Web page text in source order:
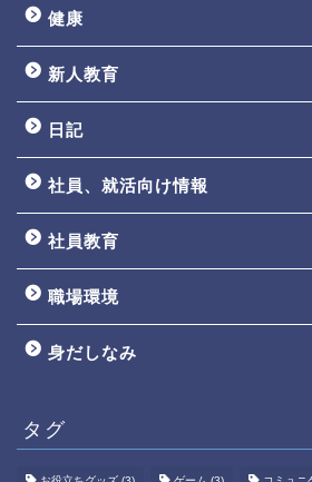
健康
新人教育
日記
社員、就活向け情報
社員教育
職場環境
身だしなみ
タグ